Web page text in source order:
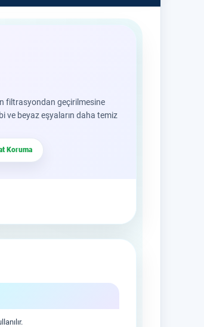
filtrasyondan geçirilmesine
ve beyaz eşyaların daha temiz
Koruma